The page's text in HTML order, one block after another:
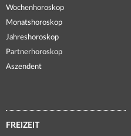
Wochenhoroskop
Monatshoroskop
Jahreshoroskop
Partnerhoroskop
Aszendent
FREIZEIT